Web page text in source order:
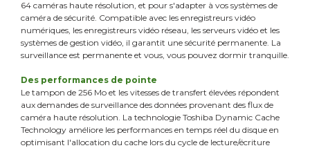
64 caméras haute résolution, et pour s'adapter à vos systèmes de
caméra de sécurité. Compatible avec les enregistreurs vidéo
numériques, les enregistreurs vidéo réseau, les serveurs vidéo et les
systèmes de gestion vidéo, il garantit une sécurité permanente. La
surveillance est permanente et vous, vous pouvez dormir tranquille.
Des performances de pointe
Le tampon de 256 Mo et les vitesses de transfert élevées répondent
aux demandes de surveillance des données provenant des flux de
caméra haute résolution. La technologie Toshiba Dynamic Cache
Technology améliore les performances en temps réel du disque en
optimisant l'allocation du cache lors du cycle de lecture/écriture